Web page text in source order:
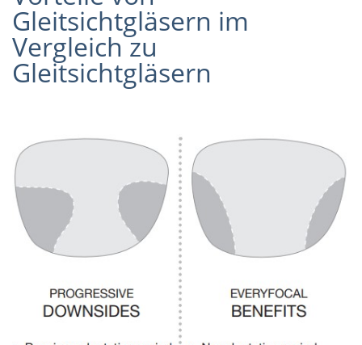
Gleitsichtgläsern im
Vergleich zu
Gleitsichtgläsern